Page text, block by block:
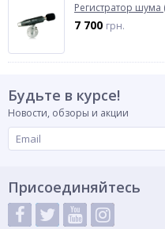
Регистратор шума
7 700 грн.
Будьте в курсе!
Новости, обзоры и акции
Присоединяйтесь